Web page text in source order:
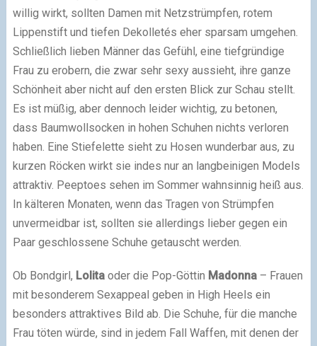
willig wirkt, sollten Damen mit Netzstrümpfen, rotem
Lippenstift und tiefen Dekolletés eher sparsam umgehen.
Schließlich lieben Männer das Gefühl, eine tiefgründige
Frau zu erobern, die zwar sehr sexy aussieht, ihre ganze
Schönheit aber nicht auf den ersten Blick zur Schau stellt.
Es ist müßig, aber dennoch leider wichtig, zu betonen,
dass Baumwollsocken in hohen Schuhen nichts verloren
haben. Eine Stiefelette sieht zu Hosen wunderbar aus, zu
kurzen Röcken wirkt sie indes nur an langbeinigen Models
attraktiv. Peeptoes sehen im Sommer wahnsinnig heiß aus.
In kälteren Monaten, wenn das Tragen von Strümpfen
unvermeidbar ist, sollten sie allerdings lieber gegen ein
Paar geschlossene Schuhe getauscht werden.
Ob Bondgirl, Lolitaoder die Pop-Göttin Madonna– Frauen
mit besonderem Sexappeal geben in High Heels ein
besonders attraktives Bild ab. Die Schuhe, für die manche
Frau töten würde, sind in jedem Fall Waffen, mit denen der